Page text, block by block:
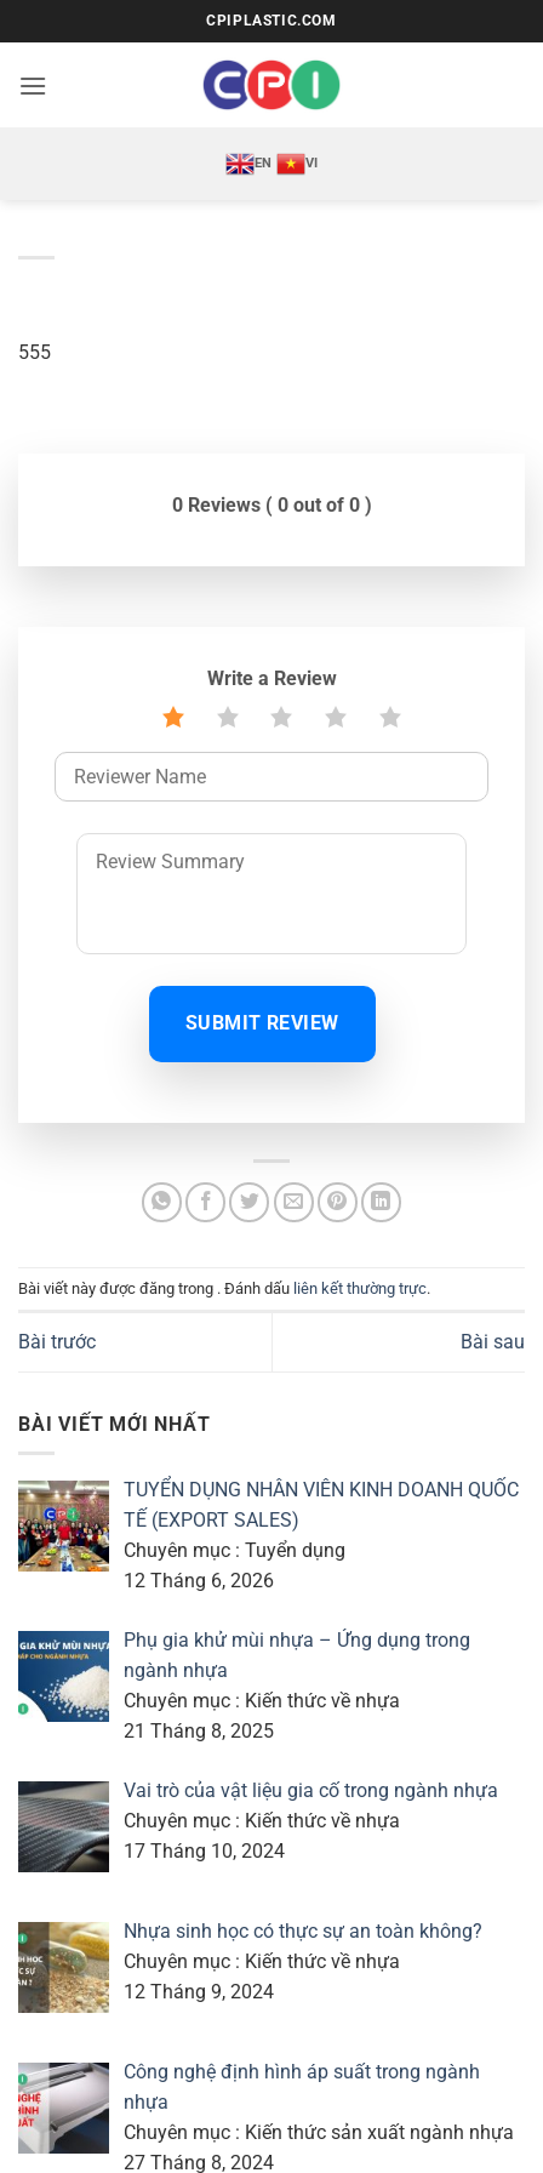
qua
nội
CPIPLASTIC.COM
EN VI
555
0 Reviews ( 0 out of 0 )
Write a Review
SUBMIT REVIEW
Bài viết này được đăng trong . Đánh dấu liên kết thường trực.
Bài trước Bài sau
BÀI VIẾT MỚI NHẤT
TUYỂN DỤNG NHÂN VIÊN KINH DOANH QUỐC
TẾ (EXPORT SALES)
Chuyên mục : Tuyển dụng
12 Tháng 6, 2026
Phụ gia khử mùi nhựa – Ứng dụng trong
ngành nhựa
Chuyên mục : Kiến thức về nhựa
21 Tháng 8, 2025
Vai trò của vật liệu gia cố trong ngành nhựa
Chuyên mục : Kiến thức về nhựa
17 Tháng 10, 2024
Nhựa sinh học có thực sự an toàn không?
Chuyên mục : Kiến thức về nhựa
12 Tháng 9, 2024
Công nghệ định hình áp suất trong ngành
nhựa
Chuyên mục : Kiến thức sản xuất ngành nhựa
27 Tháng 8, 2024